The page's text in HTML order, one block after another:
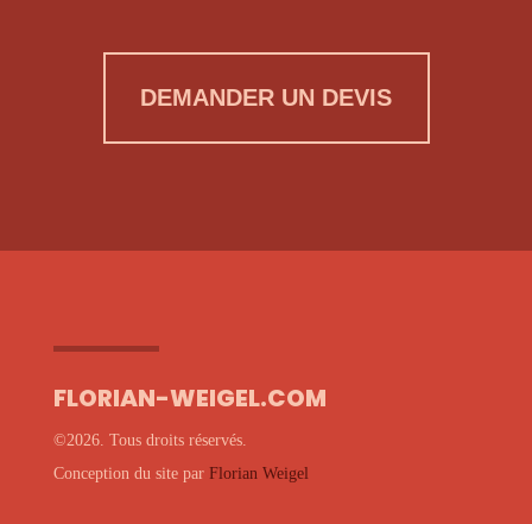
DEMANDER UN DEVIS
FLORIAN-WEIGEL.COM
©2026. Tous droits réservés.
Conception du site par Florian Weigel